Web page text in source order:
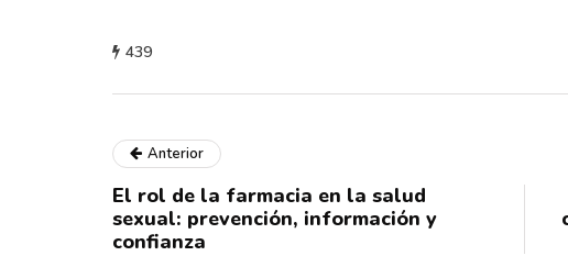
439
Anterior
El rol de la farmacia en la salud
sexual: prevención, información y
confianza